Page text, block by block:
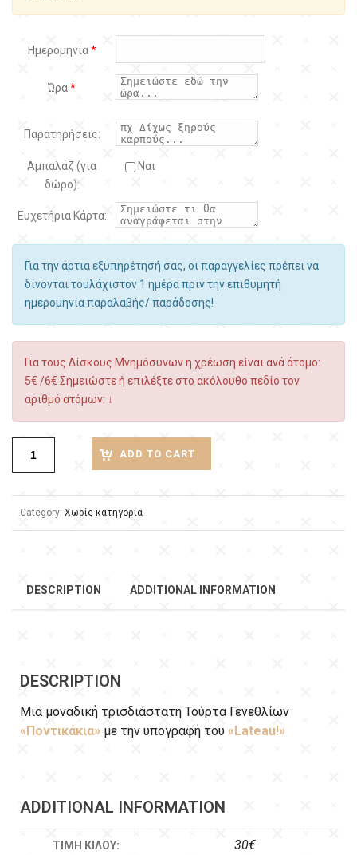
Ημερομηνία*
Ώρα*
Παρατηρήσεις:
Αμπαλάζ (για
δώρο):
Ναι
Ευχετήρια Κάρτα:
Για την άρτια εξυπηρέτησή σας, οι παραγγελίες πρέπει να
δίνονται τουλάχιστον 1 ημέρα πριν την επιθυμητή
ημερομηνία παραλαβής/ παράδοσης!
Για τους Δίσκους Μνημόσυνων η χρέωση είναι ανά άτομο:
5€ /6€ Σημειώστε ή επιλέξτε στο ακόλουθο πεδίο τον
αριθμό ατόμων: ↓
ADD TO CART
Category: Χωρίς κατηγορία
DESCRIPTION ADDITIONAL INFORMATION
DESCRIPTION
Μια μοναδική τρισδιάστατη Τούρτα Γενεθλίων
«Ποντικάκια» με την υπογραφή του «Lateau!»
ADDITIONAL INFORMATION
ΤΙΜΉ ΚΙΛΟΎ: 30€